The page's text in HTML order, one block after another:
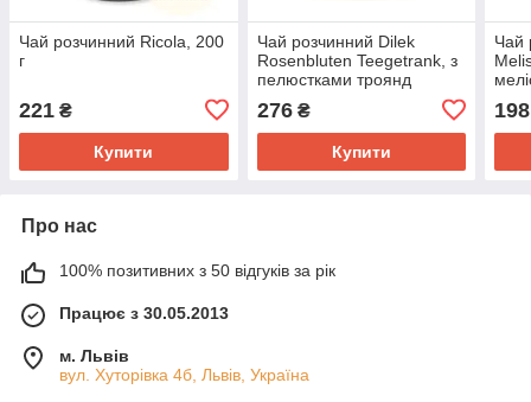
Чай розчинний Ricola, 200
г
221 ₴
Купити
Чай розчинний Dilek
Rosenbluten Teegetrank, з
пелюстками троянд
276₴
Купити
Чай
198
Про нас
100% позитивних з 50 відгуків за рік
Працює з 30.05.2013
м. Львів
вул. Хуторівка 4б, Львів, Україна